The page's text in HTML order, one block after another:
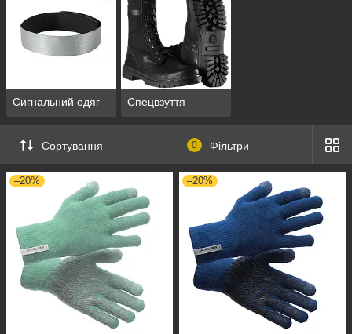
Сигнальний одяг Спецвзуття
Сортування 0 Фільтри
–20% –20%